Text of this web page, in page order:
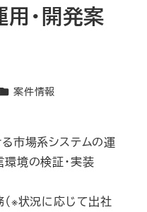
・開発案
テゴリー
案件情報
市場系システムの運
環境の検証・実装
（※状況に応じて出社